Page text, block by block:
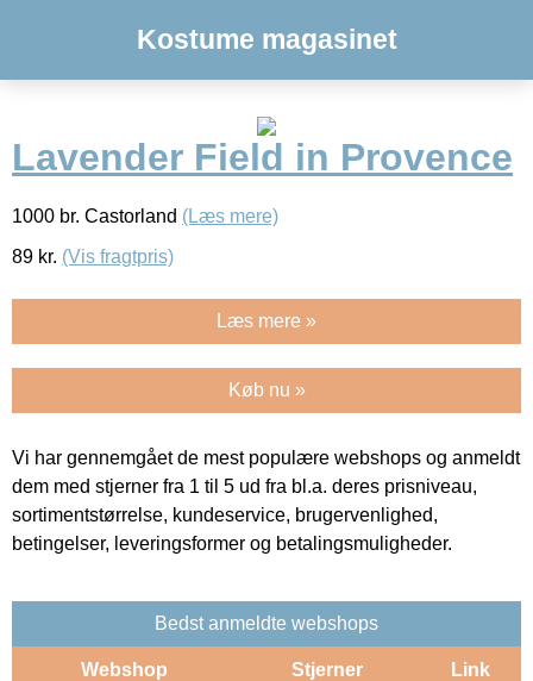
Kostume magasinet
Lavender Field in Provence
1000 br. Castorland (Læs mere)
89 kr. (Vis fragtpris)
Læs mere »
Køb nu »
Vi har gennemgået de mest populære webshops og anmeldt
dem med stjerner fra 1 til 5 ud fra bl.a. deres prisniveau,
sortimentstørrelse, kundeservice, brugervenlighed,
betingelser, leveringsformer og betalingsmuligheder.
Bedst anmeldte webshops
Webshop Stjerner Link